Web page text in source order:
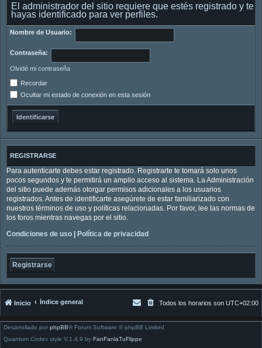
El administrador del sitio requiere que estés registrado y te
hayas identificado para ver perfiles.
Nombre de Usuario:
Contraseña:
Olvidé mi contraseña
Recordar
Ocultar mi estado de conexión en esta sesión
REGISTRARSE
Para autenticarte debes estar registrado. Registrarte te tomará solo unos
pocos segundos y te permitirá un amplio acceso al sistema. La Administración
del sitio puede además otorgar permisos adicionales a los usuarios
registrados. Antes de identificarte asegúrete de estar familiarizado con
nuestros términos de uso y políticas relacionadas. Por favor, lee las normas de
los foros mientras navegas por el sitio.
Condiciones de uso
Política de privacidad
Registrarse
Inicio Índice general Todos los horarios son UTC+02:00
Desarrollado por phpBB® Forum Software © phpBB Limited
Quantum Codex style V.1.4.9 by FanFanlaTuFlippe